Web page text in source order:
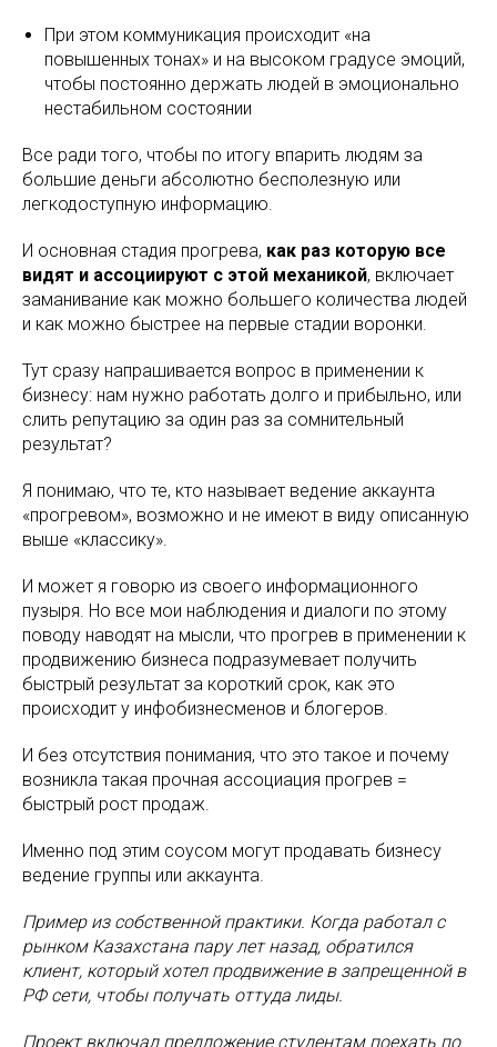
При этом коммуникация происходит «на
повышенных тонах» и на высоком градусе эмоций,
чтобы постоянно держать людей в эмоционально
нестабильном состоянии
Все ради того, чтобы по итогу впарить людям за
большие деньги абсолютно бесполезную или
легкодоступную информацию.
И основная стадия прогрева, как раз которую все
видят и ассоциируют с этой механикой, включает
заманивание как можно большего количества людей
и как можно быстрее на первые стадии воронки.
Тут сразу напрашивается вопрос в применении к
бизнесу: нам нужно работать долго и прибыльно, или
слить репутацию за один раз за сомнительный
результат?
Я понимаю, что те, кто называет ведение аккаунта
«прогревом», возможно и не имеют в виду описанную
выше «классику».
И может я говорю из своего информационного
пузыря. Но все мои наблюдения и диалоги по этому
поводу наводят на мысли, что прогрев в применении к
продвижению бизнеса подразумевает получить
быстрый результат за короткий срок, как это
происходит у инфобизнесменов и блогеров.
И без отсутствия понимания, что это такое и почему
возникла такая прочная ассоциация прогрев =
быстрый рост продаж.
Именно под этим соусом могут продавать бизнесу
ведение группы или аккаунта.
Пример из собственной практики. Когда работал с
рынком Казахстана пару лет назад, обратился
клиент, который хотел продвижение в запрещенной в
РФ сети, чтобы получать оттуда лиды.
Проект включал предложение студентам поехать по